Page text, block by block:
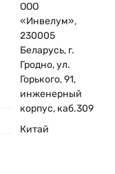
ООО
«Инвелум»,
230005
Беларусь, г.
Гродно, ул.
Горького, 91,
инженерный
корпус, каб.309
Китай